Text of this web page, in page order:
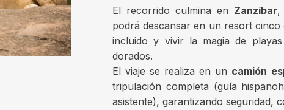
El recorrido culmina en Zanzíbar,
podrá descansar en un resort
incluido y vivir la magia de
dorados.
El viaje se realiza en un camión
tripulación completa (guía
asistente), garantizando seguridad,